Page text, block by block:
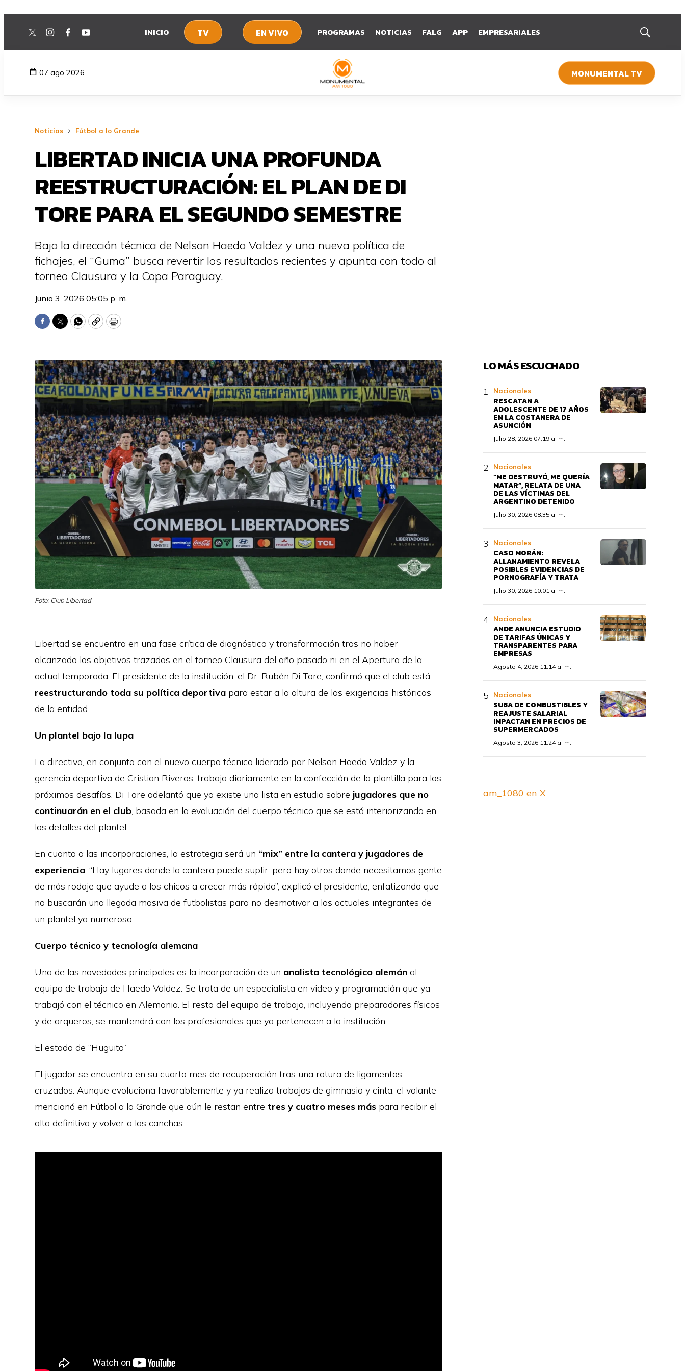
twitterinstagram
facebookyoutube INICIO TV EN VIVO PROGRAMAS NOTICIAS FALG APP EMPRESARIALES
Mostrar
07 ago 2026 MONUMENTAL TV
Noticias Fútbol a lo Grande
LIBERTAD INICIA UNA PROFUNDA
REESTRUCTURACIÓN: EL PLAN DE DI
TORE PARA EL SEGUNDO SEMESTRE
Bajo la dirección técnica de Nelson Haedo Valdez y una nueva política de
fichajes, el “Guma” busca revertir los resultados recientes y apunta con todo al
torneo Clausura y la Copa Paraguay.
Junio 3, 2026 05:05 p. m.
Facebook
TwitterWhatsApp
CopyPrint
Foto: Club Libertad
Libertad se encuentra en una fase crítica de diagnóstico y transformación tras no haber
alcanzado los objetivos trazados en el torneo Clausura del año pasado ni en el Apertura de la
actual temporada. El presidente de la institución, el Dr. Rubén Di Tore, confirmó que el club está
reestructurando toda su política deportiva para estar a la altura de las exigencias históricas
de la entidad.
Un plantel bajo la lupa
La directiva, en conjunto con el nuevo cuerpo técnico liderado por Nelson Haedo Valdez y la
gerencia deportiva de Cristian Riveros, trabaja diariamente en la confección de la plantilla para los
próximos desafíos. Di Tore adelantó que ya existe una lista en estudio sobre jugadores que no
continuarán en el club, basada en la evaluación del cuerpo técnico que se está interiorizando en
los detalles del plantel.
En cuanto a las incorporaciones, la estrategia será un “mix” entre la cantera y jugadores de
experiencia. “Hay lugares donde la cantera puede suplir, pero hay otros donde necesitamos gente
de más rodaje que ayude a los chicos a crecer más rápido”, explicó el presidente, enfatizando que
no buscarán una llegada masiva de futbolistas para no desmotivar a los actuales integrantes de
un plantel ya numeroso.
Cuerpo técnico y tecnología alemana
Una de las novedades principales es la incorporación de un analista tecnológico alemán al
equipo de trabajo de Haedo Valdez. Se trata de un especialista en video y programación que ya
trabajó con el técnico en Alemania. El resto del equipo de trabajo, incluyendo preparadores físicos
y de arqueros, se mantendrá con los profesionales que ya pertenecen a la institución.
El estado de “Huguito”
El jugador se encuentra en su cuarto mes de recuperación tras una rotura de ligamentos
cruzados. Aunque evoluciona favorablemente y ya realiza trabajos de gimnasio y cinta, el volante
mencionó en Fútbol a lo Grande que aún le restan entre tres y cuatro meses más para recibir el
alta definitiva y volver a las canchas.
LO MÁS ESCUCHADO
Nacionales
RESCATAN A
ADOLESCENTE DE 17 AÑOS
EN LA COSTANERA DE
ASUNCIÓN
Julio 28, 2026 07:19 a. m.
Nacionales
“ME DESTRUYÓ, ME QUERÍA
MATAR”, RELATA DE UNA
DE LAS VÍCTIMAS DEL
ARGENTINO DETENIDO
Julio 30, 2026 08:35 a. m.
Nacionales
CASO MORÁN:
ALLANAMIENTO REVELA
POSIBLES EVIDENCIAS DE
PORNOGRAFÍA Y TRATA
Julio 30, 2026 10:01 a. m.
Nacionales
ANDE ANUNCIA ESTUDIO
DE TARIFAS ÚNICAS Y
TRANSPARENTES PARA
EMPRESAS
Agosto 4, 2026 11:14 a. m.
Nacionales
SUBA DE COMBUSTIBLES Y
REAJUSTE SALARIAL
IMPACTAN EN PRECIOS DE
SUPERMERCADOS
Agosto 3, 2026 11:24 a. m.
am_1080 en X